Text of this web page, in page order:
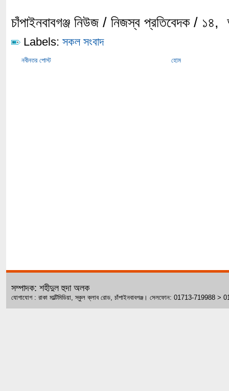
চাঁপাইনবাবগঞ্জ নিউজ / নিজস্ব প্রতিবেদক /
Labels: সকল সংবাদ
নবীনতর পোস্ট হোম
সম্পাদক: শহীদুল হুদা অলক
যোগাযোগ : রাকা মাল্টিমিডিয়া, স্কুল ক্লাব রোড, চাঁপাইনবাবগঞ্জ। সেলফোন: 01713-